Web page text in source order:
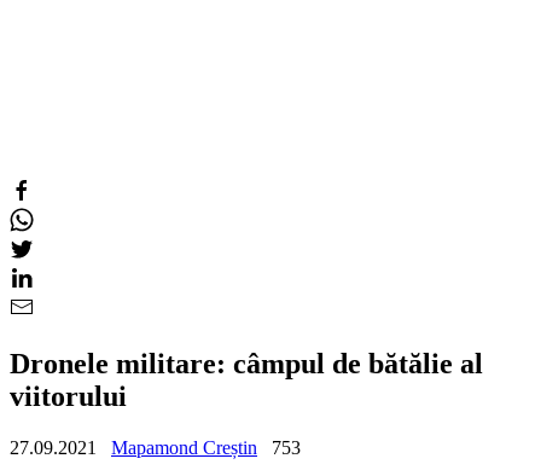
Dronele militare: câmpul de bătălie al
viitorului
27.09.2021 Mapamond Creștin
753